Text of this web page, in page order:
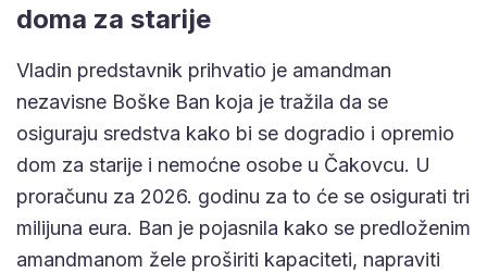
doma za starije
Vladin predstavnik prihvatio je amandman
nezavisne Boške Ban koja je tražila da se
osiguraju sredstva kako bi se dogradio i opremio
dom za starije i nemoćne osobe u Čakovcu. U
proračunu za 2026. godinu za to će se osigurati tri
milijuna eura. Ban je pojasnila kako se predloženim
amandmanom žele proširiti kapaciteti, napraviti